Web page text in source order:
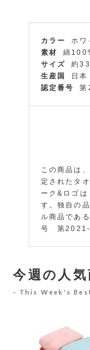
カラー
ホワ
素材
綿
サイズ
約
生産国
日本
認定番号
この商品は
定されたタ
ーク&ロゴは
す。独自の
ル商品であ
号 第2021-
今週の人気
This Week's